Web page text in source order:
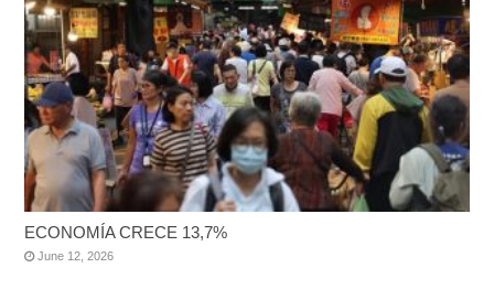
ECONOMÍA CRECE 13,7%
June 12, 2026